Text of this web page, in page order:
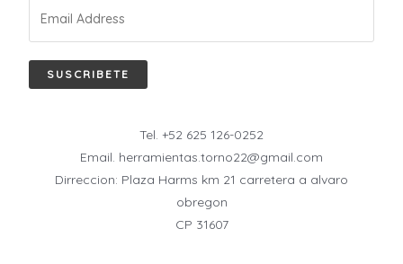
SUSCRIBETE
Tel. +52 625 126-0252
Email. herramientas.torno22@gmail.com
Dirreccion: Plaza Harms km 21 carretera a alvaro
obregon
CP 31607